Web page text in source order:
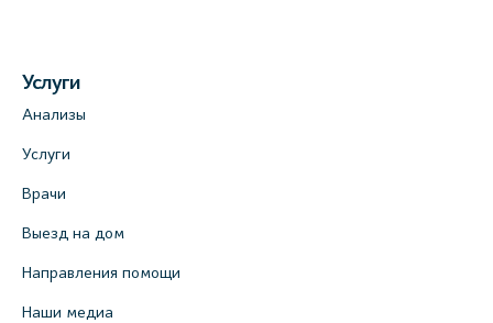
Услуги
Анализы
Услуги
Врачи
Выезд на дом
Направления помощи
Наши медиа